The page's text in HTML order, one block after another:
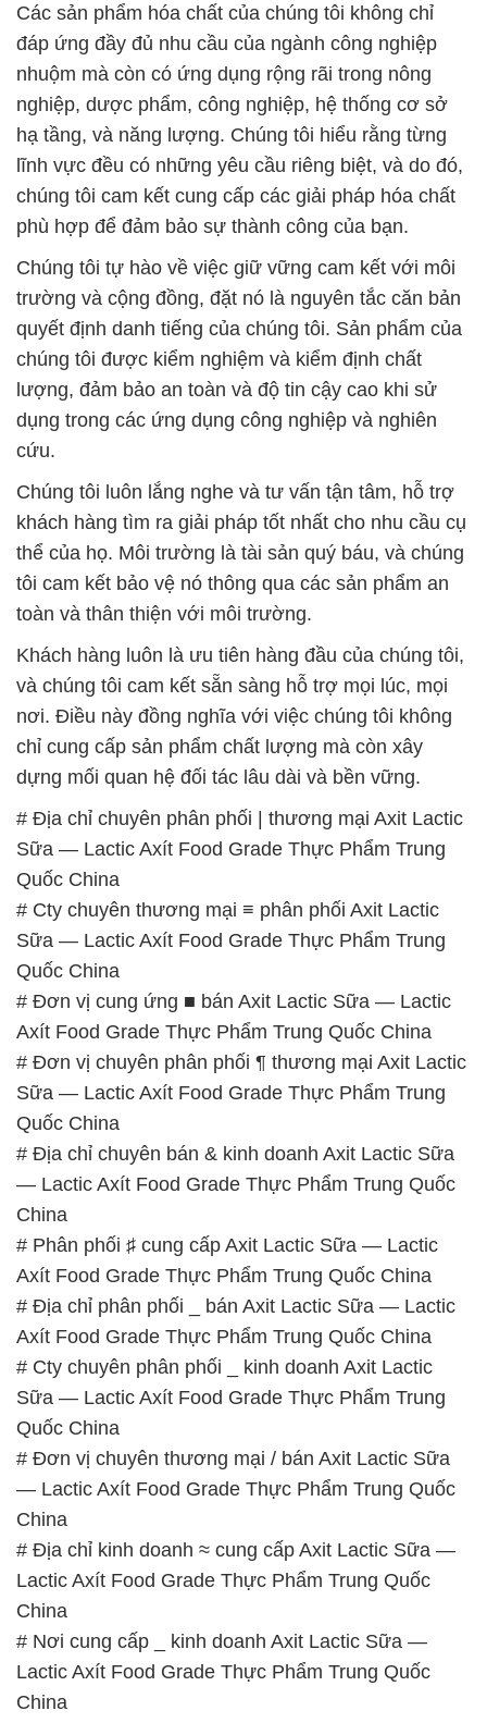
Các sản phẩm hóa chất của chúng tôi không chỉ
đáp ứng đầy đủ nhu cầu của ngành công nghiệp
nhuộm mà còn có ứng dụng rộng rãi trong nông
nghiệp, dược phẩm, công nghiệp, hệ thống cơ sở
hạ tầng, và năng lượng. Chúng tôi hiểu rằng từng
lĩnh vực đều có những yêu cầu riêng biệt, và do đó,
chúng tôi cam kết cung cấp các giải pháp hóa chất
phù hợp để đảm bảo sự thành công của bạn.
Chúng tôi tự hào về việc giữ vững cam kết với môi
trường và cộng đồng, đặt nó là nguyên tắc căn bản
quyết định danh tiếng của chúng tôi. Sản phẩm của
chúng tôi được kiểm nghiệm và kiểm định chất
lượng, đảm bảo an toàn và độ tin cậy cao khi sử
dụng trong các ứng dụng công nghiệp và nghiên
cứu.
Chúng tôi luôn lắng nghe và tư vấn tận tâm, hỗ trợ
khách hàng tìm ra giải pháp tốt nhất cho nhu cầu cụ
thể của họ. Môi trường là tài sản quý báu, và chúng
tôi cam kết bảo vệ nó thông qua các sản phẩm an
toàn và thân thiện với môi trường.
Khách hàng luôn là ưu tiên hàng đầu của chúng tôi,
và chúng tôi cam kết sẵn sàng hỗ trợ mọi lúc, mọi
nơi. Điều này đồng nghĩa với việc chúng tôi không
chỉ cung cấp sản phẩm chất lượng mà còn xây
dựng mối quan hệ đối tác lâu dài và bền vững.
# Địa chỉ chuyên phân phối | thương mại Axit Lactic
Sữa — Lactic Axít Food Grade Thực Phẩm Trung
Quốc China
# Cty chuyên thương mại ≡ phân phối Axit Lactic
Sữa — Lactic Axít Food Grade Thực Phẩm Trung
Quốc China
# Đơn vị cung ứng ■ bán Axit Lactic Sữa — Lactic
Axít Food Grade Thực Phẩm Trung Quốc China
# Đơn vị chuyên phân phối ¶ thương mại Axit Lactic
Sữa — Lactic Axít Food Grade Thực Phẩm Trung
Quốc China
# Địa chỉ chuyên bán & kinh doanh Axit Lactic Sữa
— Lactic Axít Food Grade Thực Phẩm Trung Quốc
China
# Phân phối ♯ cung cấp Axit Lactic Sữa — Lactic
Axít Food Grade Thực Phẩm Trung Quốc China
# Địa chỉ phân phối _ bán Axit Lactic Sữa — Lactic
Axít Food Grade Thực Phẩm Trung Quốc China
# Cty chuyên phân phối _ kinh doanh Axit Lactic
Sữa — Lactic Axít Food Grade Thực Phẩm Trung
Quốc China
# Đơn vị chuyên thương mại / bán Axit Lactic Sữa
— Lactic Axít Food Grade Thực Phẩm Trung Quốc
China
# Địa chỉ kinh doanh ≈ cung cấp Axit Lactic Sữa —
Lactic Axít Food Grade Thực Phẩm Trung Quốc
China
# Nơi cung cấp _ kinh doanh Axit Lactic Sữa —
Lactic Axít Food Grade Thực Phẩm Trung Quốc
China